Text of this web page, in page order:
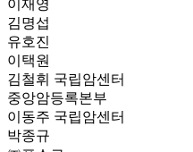
이재영
김명섭
유호진
이택원
김철휘 국립암센터
중앙암등록본부
이동주 국립암센터
박종규